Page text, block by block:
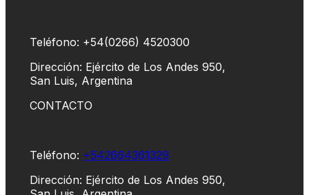
Teléfono: +54(0266) 4520300
Dirección: Ejército de Los Andes 950,
San Luis, Argentina
CONTACTO
Teléfono: +542664361329
Dirección: Ejército de Los Andes 950,